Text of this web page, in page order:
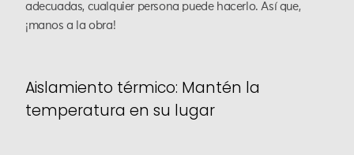
adecuadas, cualquier persona puede hacerlo. Así que,
¡manos a la obra!
Aislamiento térmico: Mantén la
temperatura en su lugar